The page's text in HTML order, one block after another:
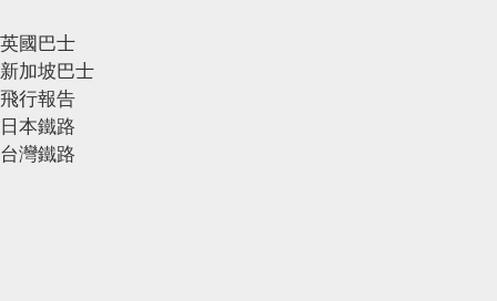
英國巴士
新加坡巴士
飛行報告
日本鐵路
台灣鐵路